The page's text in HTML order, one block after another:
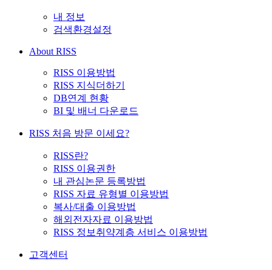
내 정보
검색환경설정
About RISS
RISS 이용방법
RISS 지식더하기
DB연계 현황
BI 및 배너 다운로드
RISS 처음 방문 이세요?
RISS란?
RISS 이용권한
내 관심논문 등록방법
RISS 자료 유형별 이용방법
복사/대출 이용방법
해외전자자료 이용방법
RISS 정보취약계층 서비스 이용방법
고객센터